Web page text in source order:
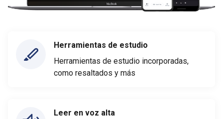
Herramientas de estudio
Herramientas de estudio incorporadas,
como resaltados y más
Leer en voz alta